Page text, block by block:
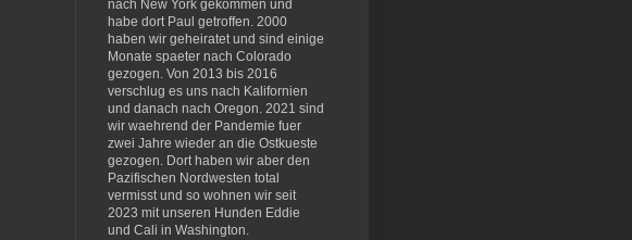
nach New York gekommen und
habe dort Paul getroffen. 2000
haben wir geheiratet und sind einige
Monate spaeter nach Colorado
gezogen. Von 2013 bis 2016
verschlug es uns nach Kalifornien
und danach nach Oregon. 2021 sind
wir waehrend der Pandemie fuer
zwei Jahre wieder an die Ostkueste
gezogen. Dort haben wir aber den
Pazifischen Nordwesten total
vermisst und so wohnen wir seit
2023 mit unseren Hunden Eddie
und Cali in Washington.